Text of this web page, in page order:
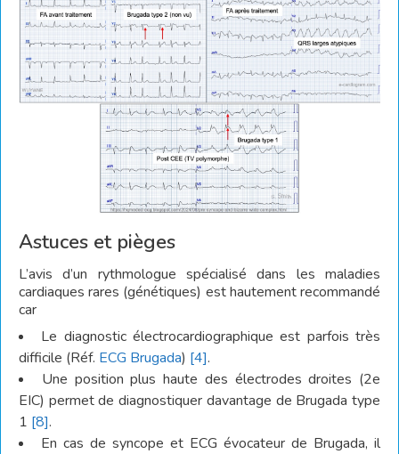
Astuces et pièges
L’avis d’un rythmologue spécialisé dans les maladies
cardiaques rares (génétiques) est hautement recommandé
car
Le diagnostic électrocardiographique est parfois très
difficile (Réf. ECG Brugada) [4].
Une position plus haute des électrodes droites (2e
EIC) permet de diagnostiquer davantage de Brugada type
1 [8].
En cas de syncope et ECG évocateur de Brugada, il